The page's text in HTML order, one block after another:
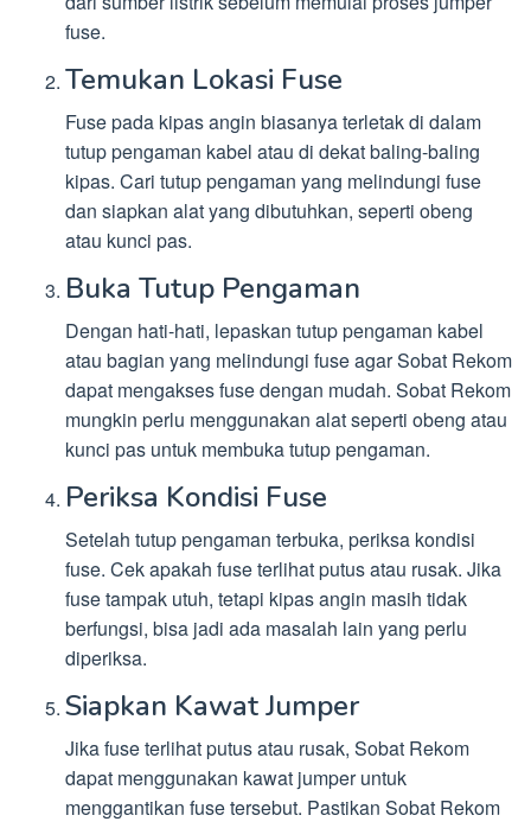
fuse.
Temukan Lokasi Fuse
Fuse pada kipas angin biasanya terletak di dalam
tutup pengaman kabel atau di dekat baling-baling
kipas. Cari tutup pengaman yang melindungi fuse
dan siapkan alat yang dibutuhkan, seperti obeng
atau kunci pas.
Buka Tutup Pengaman
Dengan hati-hati, lepaskan tutup pengaman kabel
atau bagian yang melindungi fuse agar Sobat Rekom
dapat mengakses fuse dengan mudah. Sobat Rekom
mungkin perlu menggunakan alat seperti obeng atau
kunci pas untuk membuka tutup pengaman.
Periksa Kondisi Fuse
Setelah tutup pengaman terbuka, periksa kondisi
fuse. Cek apakah fuse terlihat putus atau rusak. Jika
fuse tampak utuh, tetapi kipas angin masih tidak
berfungsi, bisa jadi ada masalah lain yang perlu
diperiksa.
Siapkan Kawat Jumper
Jika fuse terlihat putus atau rusak, Sobat Rekom
dapat menggunakan kawat jumper untuk
menggantikan fuse tersebut. Pastikan Sobat Rekom